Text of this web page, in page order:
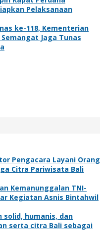
Pelaksanaan
ke-118, Kementerian
Jaga Tunas
Pengacara Layani Orang
Citra Pariwisata Bali
Kemanunggalan TNI-
Kegiatan Asnis Bintahwil
solid, humanis, dan
serta citra Bali sebagai